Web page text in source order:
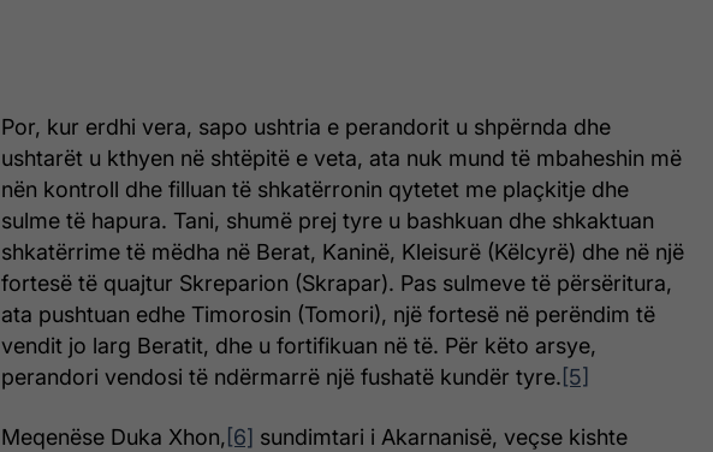
Por, kur erdhi vera, sapo ushtria e perandorit u shpërnda dhe
ushtarët u kthyen në shtëpitë e veta, ata nuk mund të mbaheshin më
nën kontroll dhe filluan të shkatërronin qytetet me plaçkitje dhe
sulme të hapura. Tani, shumë prej tyre u bashkuan dhe shkaktuan
shkatërrime të mëdha në Berat, Kaninë, Kleisurë (Këlcyrë) dhe në një
fortesë të quajtur Skreparion (Skrapar). Pas sulmeve të përsëritura,
ata pushtuan edhe Timorosin (Tomori), një fortesë në perëndim të
vendit jo larg Beratit, dhe u fortifikuan në të. Për këto arsye,
perandori vendosi të ndërmarrë një fushatë kundër tyre.[5]
Meqenëse Duka Xhon,[6] sundimtari i Akarnanisë, veçse kishte